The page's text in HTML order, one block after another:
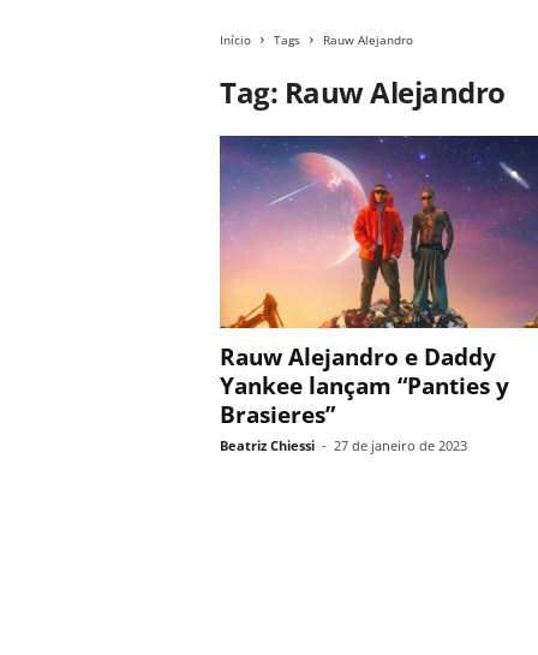
Início Tags Rauw Alejandro
Tag: Rauw Alejandro
Rauw Alejandro e Daddy
Yankee lançam “Panties y
Brasieres”
Beatriz Chiessi - 27 de janeiro de 2023